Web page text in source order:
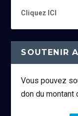
Cliquez ICI
SOUTENIR
Vous pouvez
don du montant